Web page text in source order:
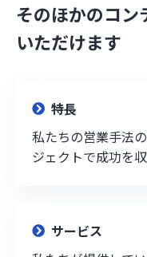
そのほかのコン
いただけます
特長
私たちの営業手法
ジェクトで成功を
サービス